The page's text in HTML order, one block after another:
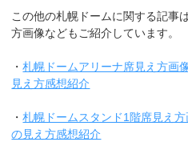
この他の札幌ドームに関する記事
方画像などもご紹介しています。
・札幌ドームアリーナ席見え方画
見え方感想紹介
・札幌ドームスタンド1階席見え
の見え方感想紹介